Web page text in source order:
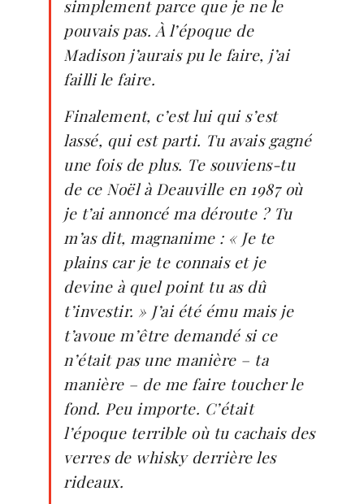
simplement parce que je ne le
pouvais pas. À l’époque de
Madison j’aurais pu le faire, j’ai
failli le faire.
Finalement, c’est lui qui s’est
lassé, qui est parti. Tu avais gagné
une fois de plus. Te souviens-tu
de ce Noël à Deauville en 1987 où
je t’ai annoncé ma déroute ? Tu
m’as dit, magnanime : « Je te
plains car je te connais et je
devine à quel point tu as dû
t’investir. » J’ai été ému mais je
t’avoue m’être demandé si ce
n’était pas une manière – ta
manière – de me faire toucher le
fond. Peu importe. C’était
l’époque terrible où tu cachais des
verres de whisky derrière les
rideaux.